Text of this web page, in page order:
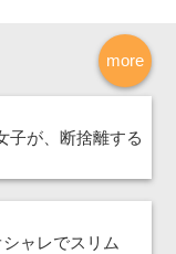
more
子が、断捨離する
ャレでスリム